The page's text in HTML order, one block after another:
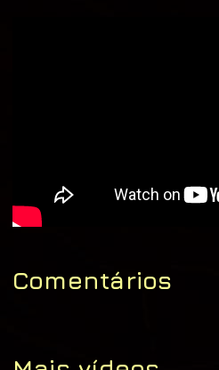
Comentários